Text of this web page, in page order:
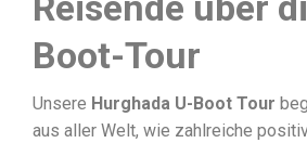
Boot-Tour
Unsere Hurghada U-Boot Tour
aus aller Welt, wie zahlreiche